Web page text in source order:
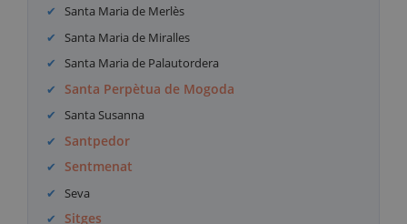
Santa Maria de Merlès
Santa Maria de Miralles
Santa Maria de Palautordera
Santa Perpètua de Mogoda
Santa Susanna
Santpedor
Sentmenat
Seva
Sitges